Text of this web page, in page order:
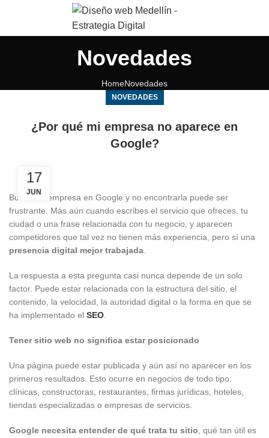
Novedades
HomeNovedades
NOVEDADES
¿Por qué mi empresa no aparece en
Google?
17
JUN
Buscar tu empresa en Google y no encontrarla puede ser
frustrante. Más aún cuando escribes el servicio que ofreces, tu
ciudad o una frase relacionada con tu negocio, y aparecen
competidores que tal vez no tienen más experiencia, pero sí una
presencia digital mejor trabajada
La respuesta a esta pregunta casi nunca depende de un solo
factor. Puede estar relacionada con la estructura del sitio, el
contenido, la velocidad, la autoridad digital o la forma en que se
ha implementado el SEO
Tener sitio web no significa estar posicionado
Una página puede estar publicada y aún así no aparecer en los
primeros resultados. Esto ocurre en negocios de todo tipo:
clínicas, constructoras, restaurantes, firmas jurídicas, hoteles,
tiendas especializadas o empresas de servicios.
Google necesita entender de qué trata tu sitio , qué tan útil es